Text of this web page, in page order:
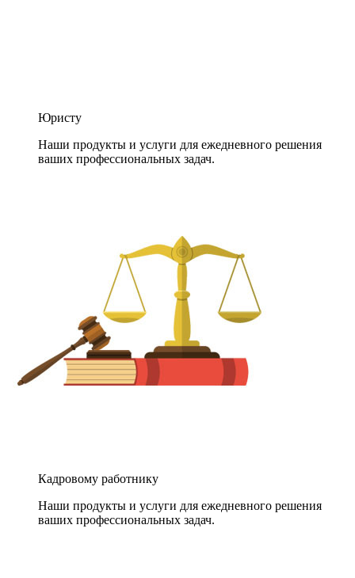
Юристу
Наши продукты и услуги для ежедневного решения
ваших профессиональных задач.
Кадровому работнику
Наши продукты и услуги для ежедневного решения
ваших профессиональных задач.